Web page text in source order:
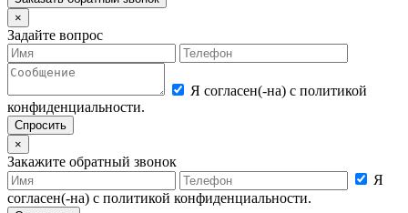
×
Задайте вопрос
Я согласен(-на) с политикой
конфиденциальности.
×
Закажите обратный звонок
Я
согласен(-на) с политикой конфиденциальности.